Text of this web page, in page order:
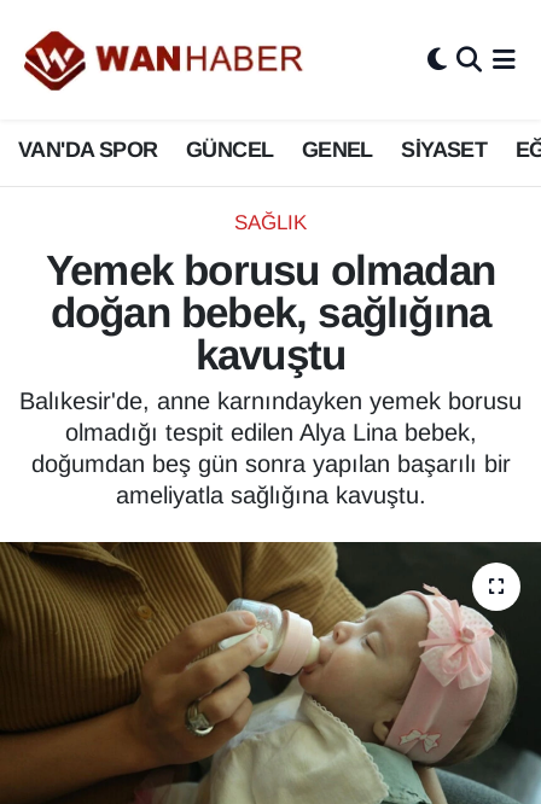
VAN'DA SPOR GÜNCEL GENEL SİYASET
SAĞLIK
Yemek borusu olmadan
doğan bebek, sağlığına
kavuştu
Balıkesir'de, anne karnındayken yemek borusu
olmadığı tespit edilen Alya Lina bebek,
doğumdan beş gün sonra yapılan başarılı bir
ameliyatla sağlığına kavuştu.
3.SAYFA
ASAYİŞ
BİLİM VE TEKNOLOJİ
Biyografi
Bölge Haberleri
ÇEVRE
Deprem
Diğer
DÜNYA
EĞİTİM
EKONOMİ
Van Nöbetçi Eczaneler
Van Hava Durumu
Van Namaz Vakitleri
Van Trafik Yoğunluk Haritası
Süper Lig Puan Durumu ve Fikstür
Tüm Manşetler
Son Dakika Haberleri